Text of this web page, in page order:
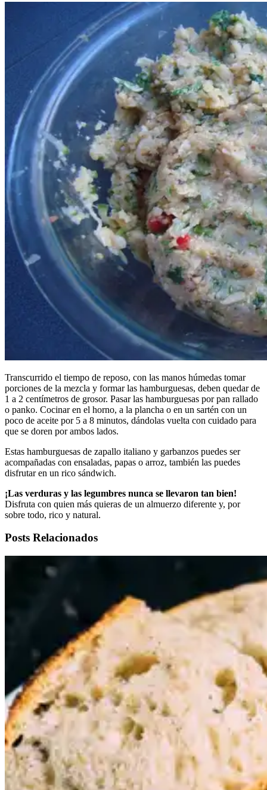
Transcurrido el tiempo de reposo, con las manos húmedas tomar
porciones de la mezcla y formar las hamburguesas, deben quedar de
1 a 2 centímetros de grosor. Pasar las hamburguesas por pan rallado
o panko. Cocinar en el horno, a la plancha o en un sartén con un
poco de aceite por 5 a 8 minutos, dándolas vuelta con cuidado para
que se doren por ambos lados.
Estas hamburguesas de zapallo italiano y garbanzos puedes ser
acompañadas con ensaladas, papas o arroz, también las puedes
disfrutar en un rico sándwich.
¡Las verduras y las legumbres nunca se llevaron tan bien!
Disfruta con quien más quieras de un almuerzo diferente y, por
sobre todo, rico y natural.
Posts Relacionados